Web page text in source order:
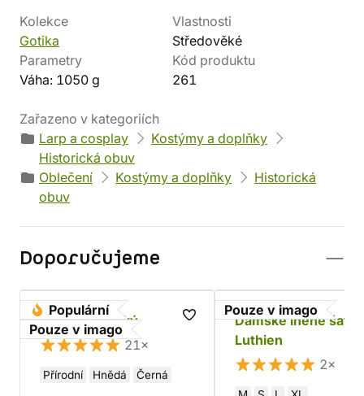
Kolekce
Gotika
Vlastnosti
Středověké
Parametry
Váha: 1050 g
Kód produktu
261
Zařazeno v kategoriích
Larp a cosplay
Kostýmy a doplňky
Historická obuv
Oblečení
Kostýmy a doplňky
Historická
obuv
Doporučujeme
Populární
Pouze v imago
Opasek gotický
21×
Přírodní Hnědá Černá
Pouze v imago
Dámské lněné šaty
Luthien
2×